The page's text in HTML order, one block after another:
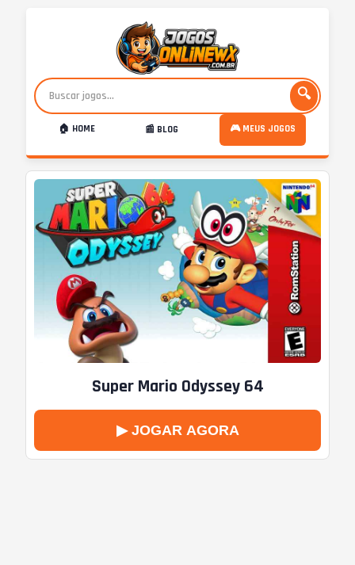
🔍
🏠 HOME 📰 BLOG 🎮 MEUS JOGOS
Super Mario Odyssey 64
▶ JOGAR AGORA